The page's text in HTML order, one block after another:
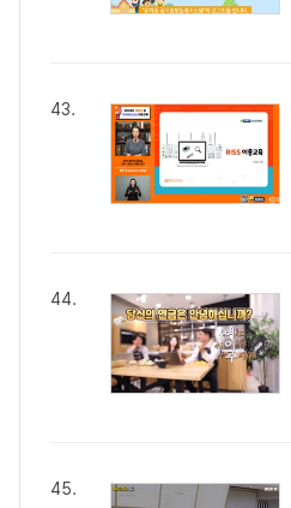
43.
44.
45.